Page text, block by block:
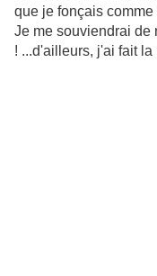
que je fonçais comme
Je me souviendrai de
! ...d'ailleurs, j'ai fait